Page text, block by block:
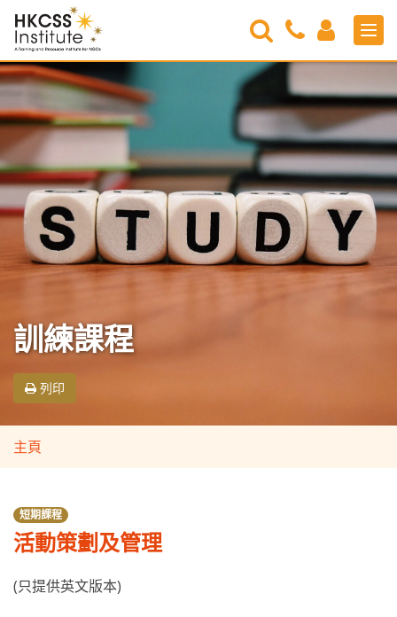
HKCSS
Institute
Search
Contact
Us
Login
訓練課程
列印
主頁
短期課程
活動策劃及管理
(只提供英文版本)